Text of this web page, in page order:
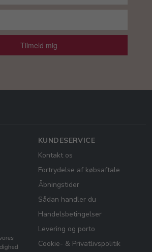
Tilmeld mig
KUNDESERVICE
Kontakt os
Fortrydelse af købsaftale
Åbningstider
Sådan handler du
Handelsbetingelser
Levering og porto
Cookie- & Privatlivspolitik